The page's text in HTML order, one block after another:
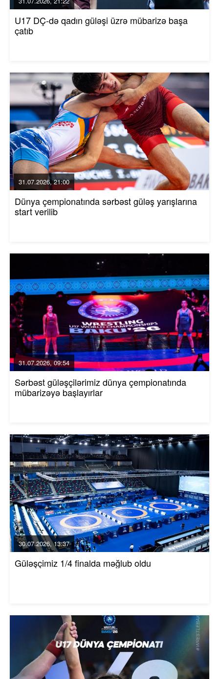
U17 DÇ-də qadın güləşi üzrə mübarizə başa
çatıb
31.07.2026, 21:00
Dünya çempionatında sərbəst güləş yarışlarına
start verilib
31.07.2026, 09:54
Sərbəst güləşçilərimiz dünya çempionatında
mübarizəyə başlayırlar
30.07.2026, 13:37
Güləşçimiz 1/4 finalda məğlub oldu